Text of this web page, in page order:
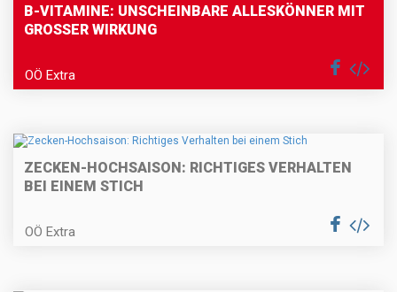
B-VITAMINE: UNSCHEINBARE ALLESKÖNNER MIT
GROSSER WIRKUNG
OÖ Extra
ZECKEN-HOCHSAISON: RICHTIGES VERHALTEN
BEI EINEM STICH
OÖ Extra